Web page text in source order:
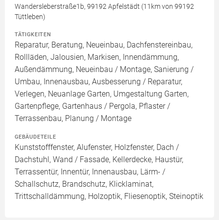
Wandersleberstraße1b, 99192 Apfelstädt (11km von 99192
Tüttleben)
TÄTIGKEITEN
Reparatur, Beratung, Neueinbau, Dachfenstereinbau,
Rollläden, Jalousien, Markisen, Innendämmung,
Außendämmung, Neueinbau / Montage, Sanierung /
Umbau, Innenausbau, Ausbesserung / Reparatur,
Verlegen, Neuanlage Garten, Umgestaltung Garten,
Gartenpflege, Gartenhaus / Pergola, Pflaster /
Terrassenbau, Planung / Montage
GEBÄUDETEILE
Kunststofffenster, Alufenster, Holzfenster, Dach /
Dachstuhl, Wand / Fassade, Kellerdecke, Haustür,
Terrassentür, Innentür, Innenausbau, Lärm- /
Schallschutz, Brandschutz, Klicklaminat,
Trittschalldämmung, Holzoptik, Fliesenoptik, Steinoptik